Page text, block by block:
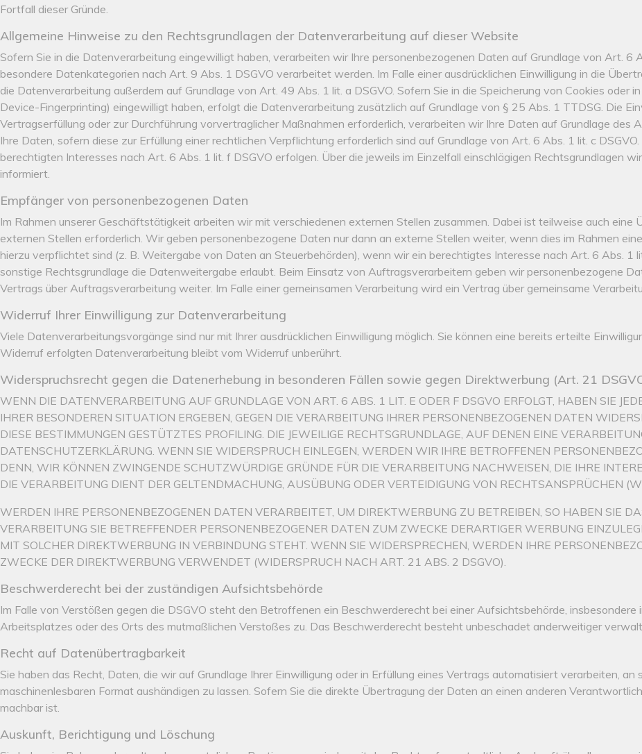
Fortfall dieser Gründe.
Allgemeine Hinweise zu den Rechtsgrundlagen der Datenverarbeitung auf dieser Website
Sofern Sie in die Datenverarbeitung eingewilligt haben, verarbeiten wir Ihre personenbezogenen Daten auf Grundlage von Art. 6
besondere Datenkategorien nach Art. 9 Abs. 1 DSGVO verarbeitet werden. Im Falle einer ausdrücklichen Einwilligung in die
die Datenverarbeitung außerdem auf Grundlage von Art. 49 Abs. 1 lit. a DSGVO. Sofern Sie in die Speicherung von Cookies oder
Device-Fingerprinting) eingewilligt haben, erfolgt die Datenverarbeitung zusätzlich auf Grundlage von § 25 Abs. 1 TTDSG. Die
Vertragserfüllung oder zur Durchführung vorvertraglicher Maßnahmen erforderlich, verarbeiten wir Ihre Daten auf Grundlage des
Ihre Daten, sofern diese zur Erfüllung einer rechtlichen Verpflichtung erforderlich sind auf Grundlage von Art. 6 Abs. 1 lit. c
berechtigten Interesses nach Art. 6 Abs. 1 lit. f DSGVO erfolgen. Über die jeweils im Einzelfall einschlägigen Rechtsgrundlagen
informiert.
Empfänger von personenbezogenen Daten
Im Rahmen unserer Geschäftstätigkeit arbeiten wir mit verschiedenen externen Stellen zusammen. Dabei ist teilweise auch
externen Stellen erforderlich. Wir geben personenbezogene Daten nur dann an externe Stellen weiter, wenn dies im Rahmen
hierzu verpflichtet sind (z. B. Weitergabe von Daten an Steuerbehörden), wenn wir ein berechtigtes Interesse nach Art. 6 Abs. 1
sonstige Rechtsgrundlage die Datenweitergabe erlaubt. Beim Einsatz von Auftragsverarbeitern geben wir personenbezogene
Vertrags über Auftragsverarbeitung weiter. Im Falle einer gemeinsamen Verarbeitung wird ein Vertrag über gemeinsame
Widerruf Ihrer Einwilligung zur Datenverarbeitung
Viele Datenverarbeitungsvorgänge sind nur mit Ihrer ausdrücklichen Einwilligung möglich. Sie können eine bereits erteilte
Widerruf erfolgten Datenverarbeitung bleibt vom Widerruf unberührt.
Widerspruchsrecht gegen die Datenerhebung in besonderen Fällen sowie gegen Direktwerbung (Art. 21
WENN DIE DATENVERARBEITUNG AUF GRUNDLAGE VON ART. 6 ABS. 1 LIT. E ODER F DSGVO ERFOLGT, HABEN SIE
IHRER BESONDEREN SITUATION ERGEBEN, GEGEN DIE VERARBEITUNG IHRER PERSONENBEZOGENEN DATEN
DIESE BESTIMMUNGEN GESTÜTZTES PROFILING. DIE JEWEILIGE RECHTSGRUNDLAGE, AUF DENEN EINE
DATENSCHUTZERKLÄRUNG. WENN SIE WIDERSPRUCH EINLEGEN, WERDEN WIR IHRE BETROFFENEN
DENN, WIR KÖNNEN ZWINGENDE SCHUTZWÜRDIGE GRÜNDE FÜR DIE VERARBEITUNG NACHWEISEN, DIE IHRE
DIE VERARBEITUNG DIENT DER GELTENDMACHUNG, AUSÜBUNG ODER VERTEIDIGUNG VON RECHTSANSPRÜCHEN
WERDEN IHRE PERSONENBEZOGENEN DATEN VERARBEITET, UM DIREKTWERBUNG ZU BETREIBEN, SO HABEN SIE
VERARBEITUNG SIE BETREFFENDER PERSONENBEZOGENER DATEN ZUM ZWECKE DERARTIGER WERBUNG
MIT SOLCHER DIREKTWERBUNG IN VERBINDUNG STEHT. WENN SIE WIDERSPRECHEN, WERDEN IHRE
ZWECKE DER DIREKTWERBUNG VERWENDET (WIDERSPRUCH NACH ART. 21 ABS. 2 DSGVO).
Beschwerde­recht bei der zuständigen Aufsichts­behörde
Im Falle von Verstößen gegen die DSGVO steht den Betroffenen ein Beschwerderecht bei einer Aufsichtsbehörde,
Arbeitsplatzes oder des Orts des mutmaßlichen Verstoßes zu. Das Beschwerderecht besteht unbeschadet anderweitiger
Recht auf Daten­übertrag­barkeit
Sie haben das Recht, Daten, die wir auf Grundlage Ihrer Einwilligung oder in Erfüllung eines Vertrags automatisiert verarbeiten, an
maschinenlesbaren Format aushändigen zu lassen. Sofern Sie die direkte Übertragung der Daten an einen anderen
machbar ist.
Auskunft, Berichtigung und Löschung